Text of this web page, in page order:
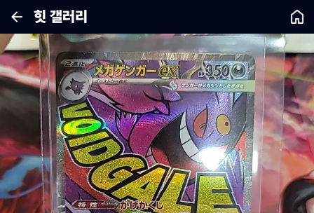
힛 갤러리